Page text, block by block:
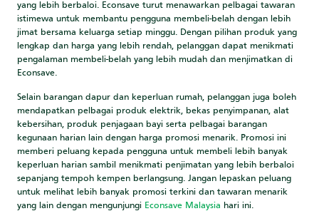
yang lebih berbaloi. Econsave turut menawarkan pelbagai tawaran
istimewa untuk membantu pengguna membeli-belah dengan lebih
jimat bersama keluarga setiap minggu. Dengan pilihan produk yang
lengkap dan harga yang lebih rendah, pelanggan dapat menikmati
pengalaman membeli-belah yang lebih mudah dan menjimatkan di
Econsave.
Selain barangan dapur dan keperluan rumah, pelanggan juga boleh
mendapatkan pelbagai produk elektrik, bekas penyimpanan, alat
kebersihan, produk penjagaan bayi serta pelbagai barangan
kegunaan harian lain dengan harga promosi menarik. Promosi ini
memberi peluang kepada pengguna untuk membeli lebih banyak
keperluan harian sambil menikmati penjimatan yang lebih berbaloi
sepanjang tempoh kempen berlangsung. Jangan lepaskan peluang
untuk melihat lebih banyak promosi terkini dan tawaran menarik
yang lain dengan mengunjungi Econsave Malaysia hari ini.